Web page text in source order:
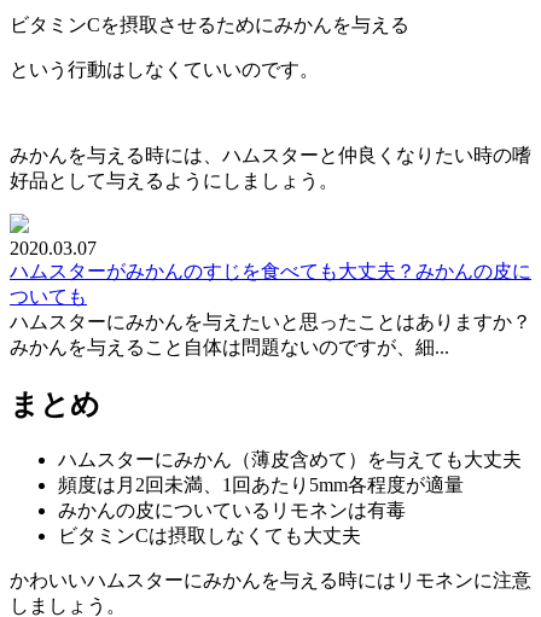
ビタミンCを摂取させるためにみかんを与える
という行動はしなくていいのです。
みかんを与える時には、ハムスターと仲良くなりたい時の嗜
好品として与えるようにしましょう。
2020.03.07
ハムスターがみかんのすじを食べても大丈夫？みかんの皮に
ついても
ハムスターにみかんを与えたいと思ったことはありますか？
みかんを与えること自体は問題ないのですが、細...
まとめ
ハムスターにみかん（薄皮含めて）を与えても大丈夫
頻度は月2回未満、1回あたり5mm各程度が適量
みかんの皮についているリモネンは有毒
ビタミンCは摂取しなくても大丈夫
かわいいハムスターにみかんを与える時にはリモネンに注意
しましょう。